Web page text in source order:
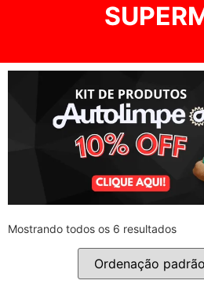
Mostrando todos os 6 resultados